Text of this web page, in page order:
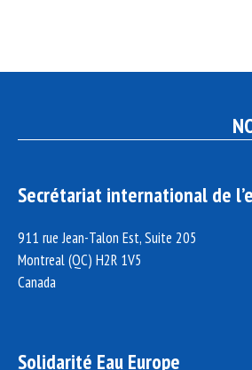
Secrétariat international de
911 rue Jean-Talon Est, Suite 205
Montreal (QC) H2R 1V5
Canada
Solidarité Eau Europe